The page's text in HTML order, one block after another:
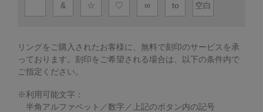
. & ☆ ♡ ∞ to 空白
リングをご購入されたお客様に、無料で刻印のサービスを承
っております。 刻印をご希望される場合は、以下の条件内で
ご指定ください。
※利用可能文字：
半角アルファベット／数字／上記のボタン内の記号